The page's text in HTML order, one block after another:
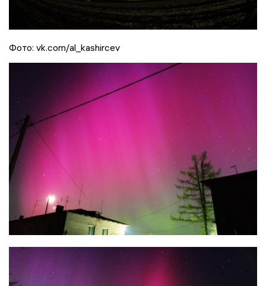
Фото: vk.com/al_kashircev